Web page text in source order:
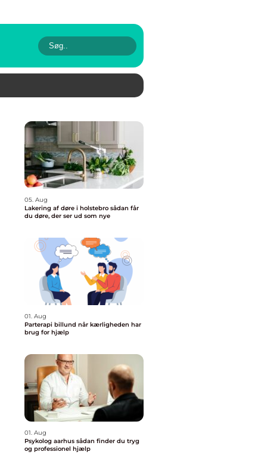
05. Aug
Lakering af døre i holstebro sådan får
du døre, der ser ud som nye
01. Aug
Parterapi billund når kærligheden har
brug for hjælp
01. Aug
Psykolog aarhus sådan finder du tryg
og professionel hjælp